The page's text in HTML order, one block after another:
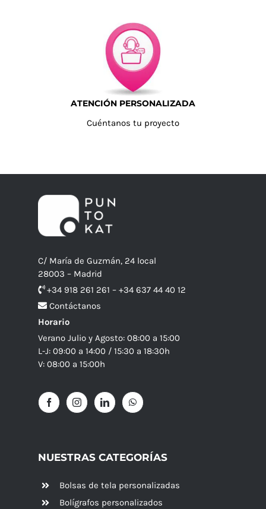
ATENCIÓN PERSONALIZADA
Cuéntanos tu proyecto
C/ María de Guzmán, 24 local
28003 – Madrid
+34 918 261 261 – +34 637 44 40 12
Contáctanos
Horario
Verano Julio y Agosto: 08:00 a 15:00
L-J: 09:00 a 14:00 / 15:30 a 18:30h
V: 08:00 a 15:00h
NUESTRAS CATEGORÍAS
Bolsas de tela personalizadas
Bolígrafos personalizados